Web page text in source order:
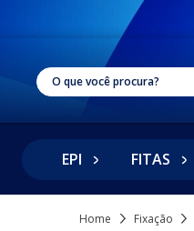
EPI FITAS
Home Fixação